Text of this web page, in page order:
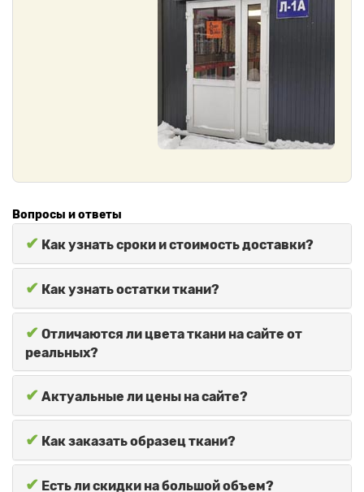
Вопросы и ответы
✔ Как узнать сроки и стоимость доставки?
✔ Как узнать остатки ткани?
✔ Отличаются ли цвета ткани на сайте от
реальных?
✔ Актуальные ли цены на сайте?
✔ Как заказать образец ткани?
✔ Есть ли скидки на большой объем?